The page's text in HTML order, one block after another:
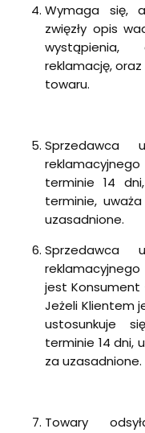
Wymaga się,
zwięzły opis
wystąpienia,
reklamację,
towaru.
Sprzedawca
terminie 14
terminie,
uzasadnione.
Sprzedawca
jest Konsument
Jeżeli Klientem
ustosunkuje
terminie 14 dni,
za uzasadnione.
Towary